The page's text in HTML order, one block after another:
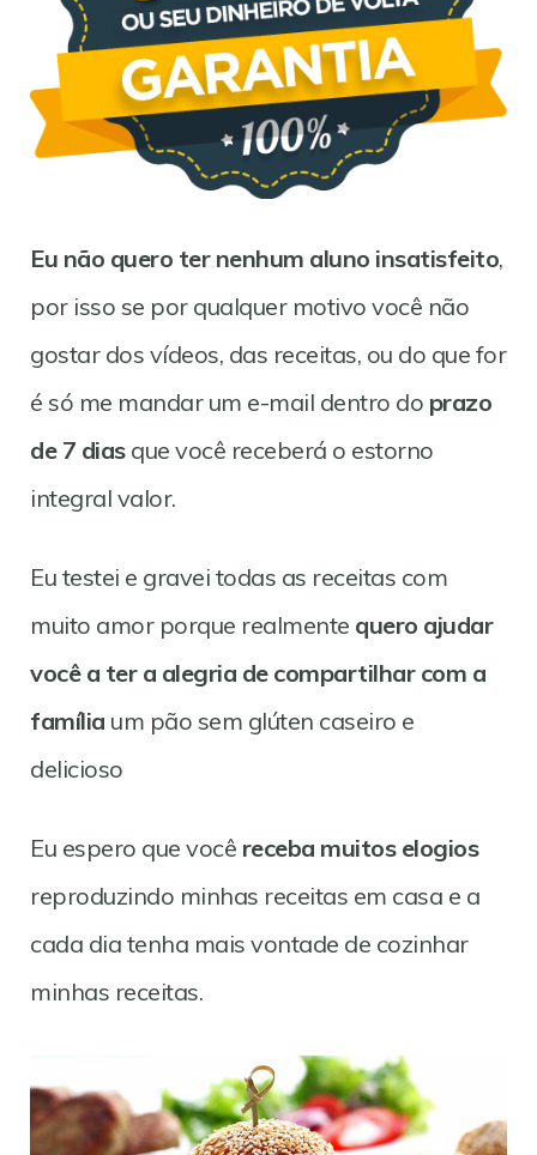
Eu não quero ter nenhum aluno insatisfeito,
por isso se por qualquer motivo você não
gostar dos vídeos, das receitas, ou do que for
é só me mandar um e-mail dentro do prazo
de 7 diasque você receberá o estorno
integral valor.
Eu testei e gravei todas as receitas com
muito amor porque realmente quero ajudar
você a ter a alegria de compartilhar com a
família um pão sem glúten caseiro e
delicioso
Eu espero que você receba muitos elogios
reproduzindo minhas receitas em casa e a
cada dia tenha mais vontade de cozinhar
minhas receitas.